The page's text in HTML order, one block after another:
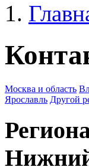
Москва и область
Ярославль Другой